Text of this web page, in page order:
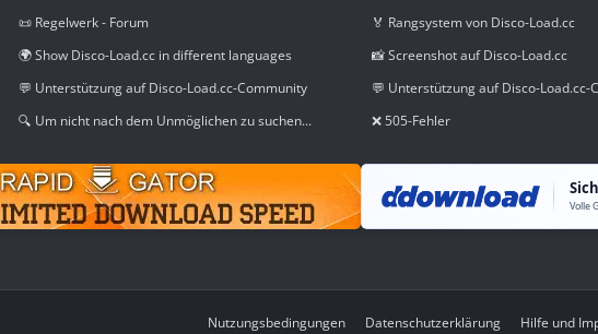
📜 Regelwerk - Forum
🌍 Show Disco-Load.cc in different languages
💬 Unterstützung auf Disco-Load.cc-Community
🔍 Um nicht nach dem Unmöglichen zu suchen...
🏅 Rangsystem von Disco-Load.cc
📸 Screenshot auf Disco-Load.cc
💬 Unterstützung auf Disco-Load.cc-
❌ 505-Fehler
Nutzungsbedingungen Datenschutzerklärung Hilfe und